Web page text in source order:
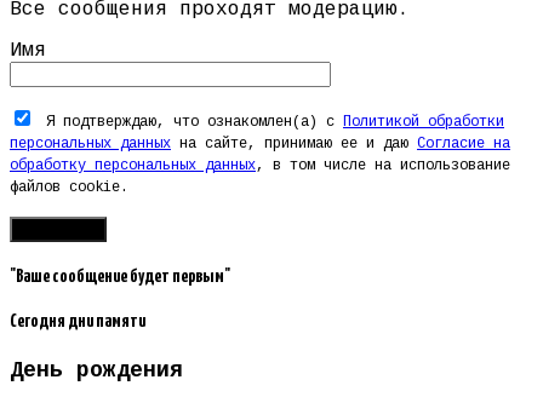
Все сообщения проходят модерацию.
Имя
Я подтверждаю, что ознакомлен(а) с
Политикой обработки
персональных данных на сайте, принимаю ее и даю Согласие на
обработку персональных данных, в том числе на использование
файлов cookie.
"Ваше сообщение будет первым"
Сегодня дни памяти
День рождения